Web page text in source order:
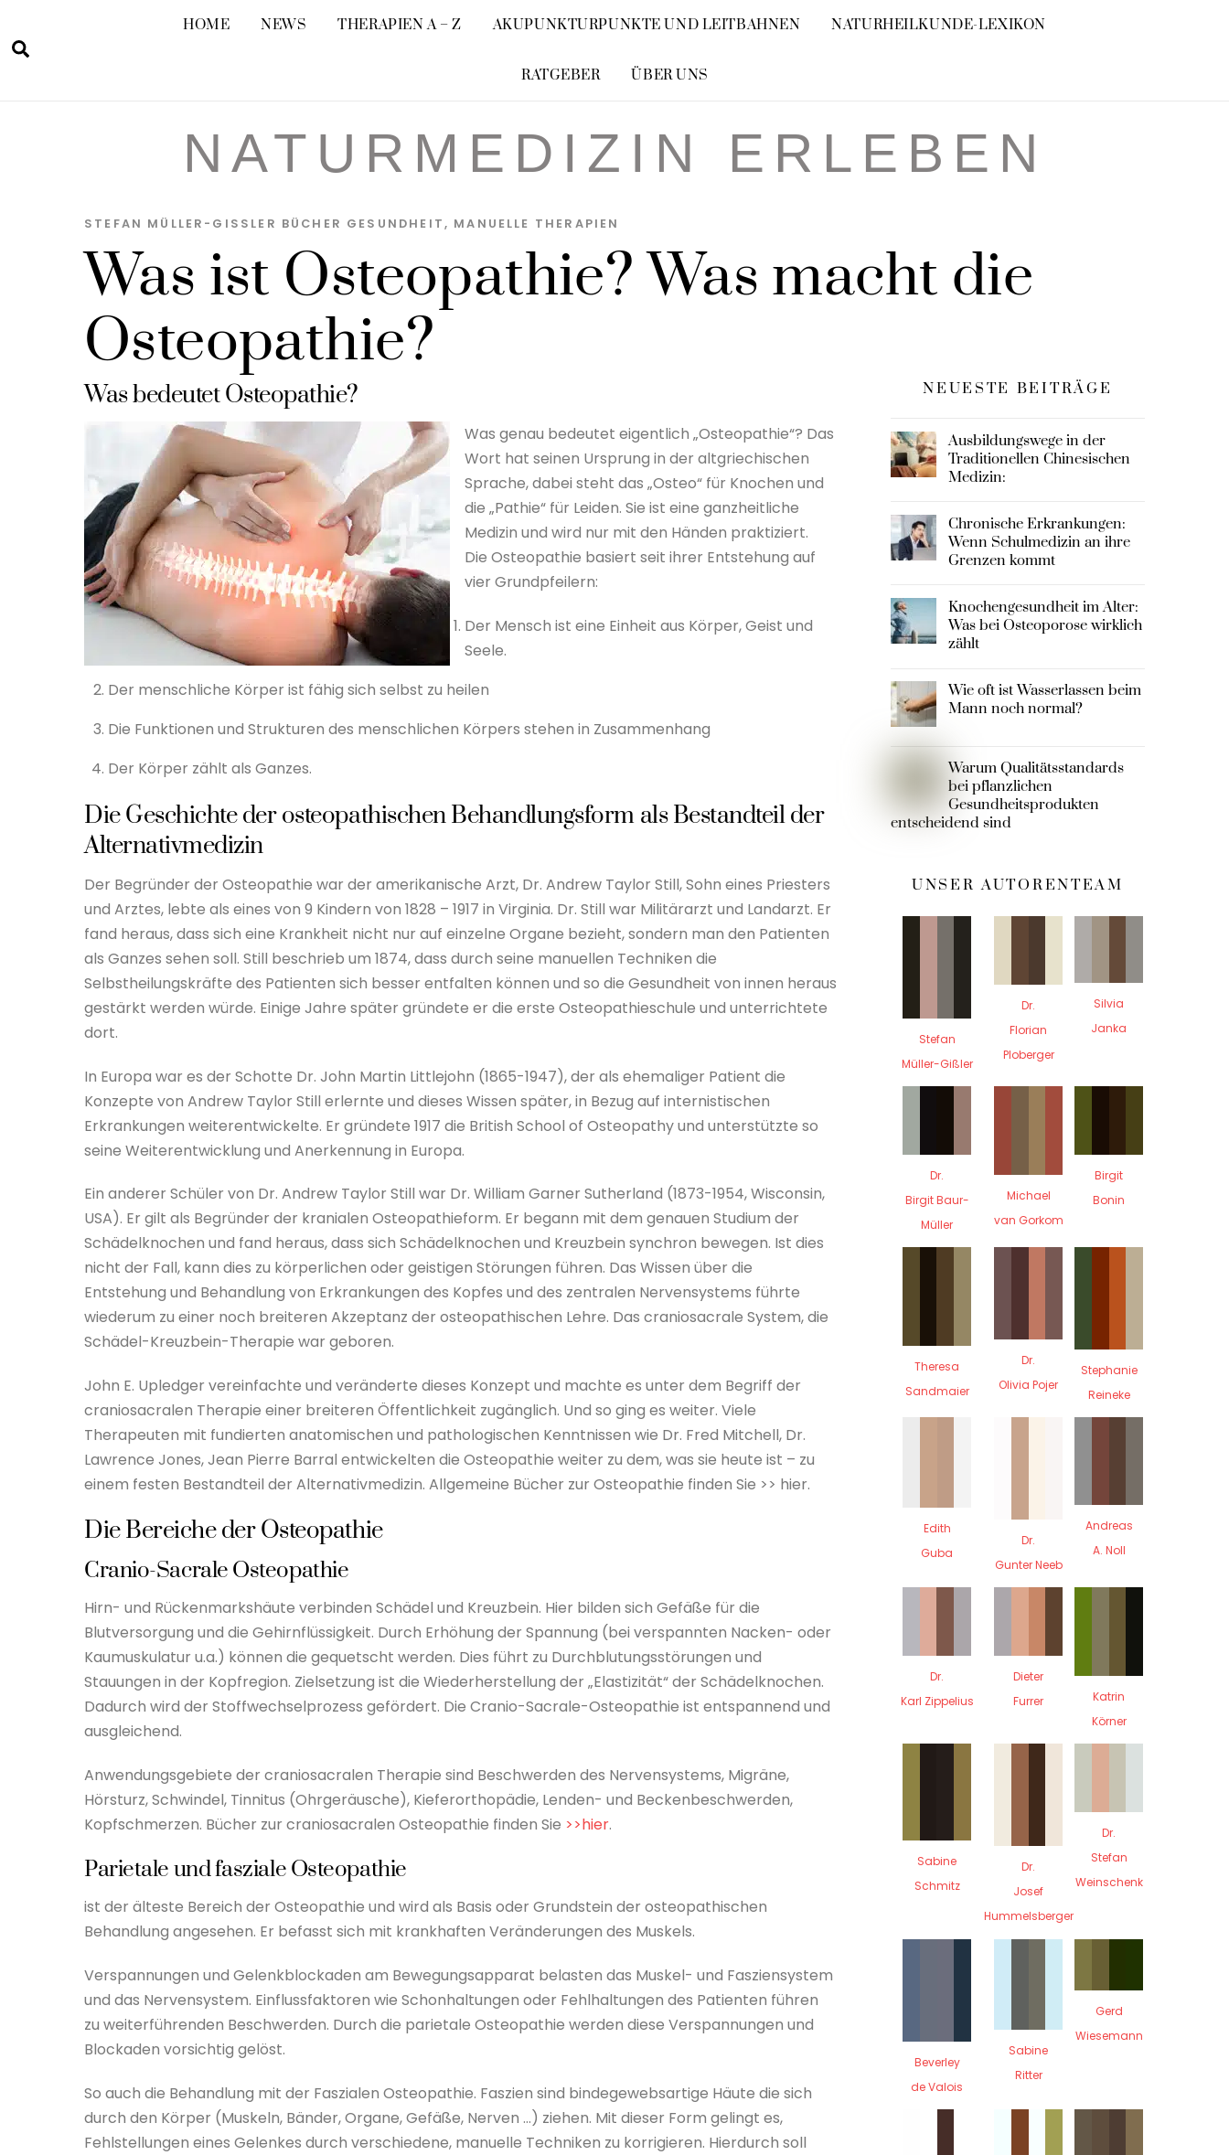
content
NATURMEDIZIN ERLEBEN
HOME NEWS THERAPIEN A – Z AKUPUNKTURPUNKTE UND LEITBAHNEN NATURHEILKUNDE-LEXIKON
RATGEBER ÜBER UNS
Was ist Osteopathie? Was macht die
Osteopathie?
STEFAN MÜLLER-GISSLER BÜCHER GESUNDHEIT, MANUELLE THERAPIEN
Was bedeutet Osteopathie?
Was genau bedeutet eigentlich „Osteopathie“? Das
Wort hat seinen Ursprung in der altgriechischen
Sprache, dabei steht das „Osteo“ für Knochen und
die „Pathie“ für Leiden. Sie ist eine ganzheitliche
Medizin und wird nur mit den Händen praktiziert.
Die Osteopathie basiert seit ihrer Entstehung auf
vier Grundpfeilern:
Der Mensch ist eine Einheit aus Körper, Geist und
Seele.
Der menschliche Körper ist fähig sich selbst zu heilen
Die Funktionen und Strukturen des menschlichen Körpers stehen in Zusammenhang
Der Körper zählt als Ganzes.
Die Geschichte der osteopathischen Behandlungsform als Bestandteil der
Alternativmedizin
Der Begründer der Osteopathie war der amerikanische Arzt, Dr. Andrew Taylor Still, Sohn eines Priesters
und Arztes, lebte als eines von 9 Kindern von 1828 – 1917 in Virginia. Dr. Still war Militärarzt und Landarzt. Er
fand heraus, dass sich eine Krankheit nicht nur auf einzelne Organe bezieht, sondern man den Patienten
als Ganzes sehen soll. Still beschrieb um 1874, dass durch seine manuellen Techniken die
Selbstheilungskräfte des Patienten sich besser entfalten können und so die Gesundheit von innen heraus
gestärkt werden würde. Einige Jahre später gründete er die erste Osteopathieschule und unterrichtete
dort.
In Europa war es der Schotte Dr. John Martin Littlejohn (1865-1947), der als ehemaliger Patient die
Konzepte von Andrew Taylor Still erlernte und dieses Wissen später, in Bezug auf internistischen
Erkrankungen weiterentwickelte. Er gründete 1917 die British School of Osteopathy und unterstützte so
seine Weiterentwicklung und Anerkennung in Europa.
Ein anderer Schüler von Dr. Andrew Taylor Still war Dr. William Garner Sutherland (1873-1954, Wisconsin,
USA). Er gilt als Begründer der kranialen Osteopathieform. Er begann mit dem genauen Studium der
Schädelknochen und fand heraus, dass sich Schädelknochen und Kreuzbein synchron bewegen. Ist dies
nicht der Fall, kann dies zu körperlichen oder geistigen Störungen führen. Das Wissen über die
Entstehung und Behandlung von Erkrankungen des Kopfes und des zentralen Nervensystems führte
wiederum zu einer noch breiteren Akzeptanz der osteopathischen Lehre. Das craniosacrale System, die
Schädel-Kreuzbein-Therapie war geboren.
John E. Upledger vereinfachte und veränderte dieses Konzept und machte es unter dem Begriff der
craniosacralen Therapie einer breiteren Öffentlichkeit zugänglich. Und so ging es weiter. Viele
Therapeuten mit fundierten anatomischen und pathologischen Kenntnissen wie Dr. Fred Mitchell, Dr.
Lawrence Jones, Jean Pierre Barral entwickelten die Osteopathie weiter zu dem, was sie heute ist – zu
einem festen Bestandteil der Alternativmedizin. Allgemeine Bücher zur Osteopathie finden Sie >> hier.
Die Bereiche der Osteopathie
Cranio-Sacrale Osteopathie
Hirn- und Rückenmarkshäute verbinden Schädel und Kreuzbein. Hier bilden sich Gefäße für die
Blutversorgung und die Gehirnflüssigkeit. Durch Erhöhung der Spannung (bei verspannten Nacken- oder
Kaumuskulatur u.a.) können die gequetscht werden. Dies führt zu Durchblutungsstörungen und
Stauungen in der Kopfregion. Zielsetzung ist die Wiederherstellung der „Elastizität“ der Schädelknochen.
Dadurch wird der Stoffwechselprozess gefördert. Die Cranio-Sacrale-Osteopathie ist entspannend und
ausgleichend.
Anwendungsgebiete der craniosacralen Therapie sind Beschwerden des Nervensystems, Migräne,
Hörsturz, Schwindel, Tinnitus (Ohrgeräusche), Kieferorthopädie, Lenden- und Beckenbeschwerden,
Kopfschmerzen. Bücher zur craniosacralen Osteopathie finden Sie >>hier.
Parietale und fasziale Osteopathie
ist der älteste Bereich der Osteopathie und wird als Basis oder Grundstein der osteopathischen
Behandlung angesehen. Er befasst sich mit krankhaften Veränderungen des Muskels.
Verspannungen und Gelenkblockaden am Bewegungsapparat belasten das Muskel- und Fasziensystem
und das Nervensystem. Einflussfaktoren wie Schonhaltungen oder Fehlhaltungen des Patienten führen
zu weiterführenden Beschwerden. Durch die parietale Osteopathie werden diese Verspannungen und
Blockaden vorsichtig gelöst.
So auch die Behandlung mit der Faszialen Osteopathie. Faszien sind bindegewebsartige Häute die sich
durch den Körper (Muskeln, Bänder, Organe, Gefäße, Nerven …) ziehen. Mit dieser Form gelingt es,
Fehlstellungen eines Gelenkes durch verschiedene, manuelle Techniken zu korrigieren. Hierdurch soll
NEUESTE BEITRÄGE
Ausbildungswege in der
Traditionellen Chinesischen
Medizin:
Chronische Erkrankungen:
Wenn Schulmedizin an ihre
Grenzen kommt
Knochengesundheit im Alter:
Was bei Osteoporose wirklich
zählt
Wie oft ist Wasserlassen beim
Mann noch normal?
Warum Qualitätsstandards
bei pflanzlichen
Gesundheitsprodukten
entscheidend sind
UNSER AUTORENTEAM
Stefan
Müller-Gißler
Dr.
Florian
Ploberger
Silvia
Janka
Dr.
Birgit Baur-
Müller
Michael
van Gorkom
Birgit
Bonin
Theresa
Sandmaier
Dr.
Olivia Pojer
Stephanie
Reineke
Edith
Guba
Dr.
Gunter Neeb
Andreas
A. Noll
Dr.
Karl Zippelius
Dieter
Furrer
Katrin
Körner
Sabine
Schmitz
Dr.
Josef
Hummelsberger
Dr.
Stefan
Weinschenk
Beverley
de Valois
Sabine
Ritter
Gerd
Wiesemann